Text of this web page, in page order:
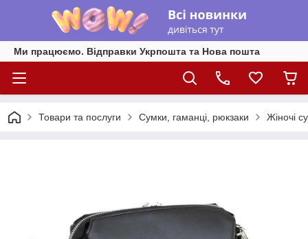
Ми працюємо. Відправки Укрпошта та Нова пошта
Товари та послуги Сумки, гаманці, рюкзаки Жіночі